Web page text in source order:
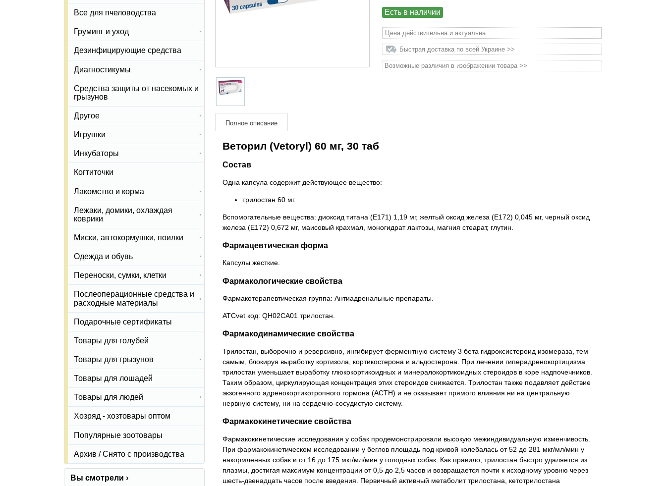
Есть в наличии
Цена действительна и актуальна
Быстрая доставка по всей Украине >>
Возможные различия в изображении товара >>
Полное описание
Веторил (Vetoryl) 60 мг, 30 таб
Состав
Одна капсула содержит действующее вещество:
трилостан 60 мг.
Вспомогательные вещества: диоксид титана (Е171) 1,19 мг, желтый оксид железа (Е172) 0,045 мг, черный оксид
железа (Е172) 0,672 мг, маисовый крахмал, моногидрат лактозы, магния стеарат, глутин.
Фармацевтическая форма
Капсулы жесткие.
Фармакологические свойства
Фармакотерапевтическая группа: Антиадренальные препараты.
АТСvet код: QH02CA01 трилостан.
Фармакодинамические свойства
Трилостан, выборочно и реверсивно, ингибирует ферментную систему 3 бета гидроксистероид изомераза, тем
самым, блокируя выработку кортизола, кортикостерона и альдостерона. При лечении гиперадренокортицизма
трилостан уменьшает выработку глюкокортикоидных и минералокортикоидных стероидов в коре надпочечников.
Таким образом, циркулирующая концентрация этих стероидов снижается. Трилостан также подавляет действие
экзогенного адренокортикотропного гормона (АСТН) и не оказывает прямого влияния ни на центральную
нервную систему, ни на сердечно-сосудистую систему.
Фармакокинетические свойства
Фармакокинетические исследования у собак продемонстрировали высокую межиндивидуальную изменчивость.
При фармакокинетическом исследовании у беглов площадь под кривой колебалась от 52 до 281 мкг/мл/мин у
накормленных собак и от 16 до 175 мкг/мл/мин у голодных собак. Как правило, трилостан быстро удаляется из
плазмы, достигая максимум концентрации от 0,5 до 2,5 часов и возвращается почти к исходному уровню через
шесть-двенадцать часов после введения. Первичный активный метаболит трилостана, кетотрилостана
Все для пчеловодства
Груминг и уход
Дезинфицирующие средства
Диагностикумы
Средства защиты от насекомых и
грызунов
Другое
Игрушки
Инкубаторы
Когтиточки
Лакомство и корма
Лежаки, домики, охлаждая
коврики
Миски, автокормушки, поилки
Одежда и обувь
Переноски, сумки, клетки
Послеоперационные средства и
расходные материалы
Подарочные сертификаты
Товары для голубей
Товары для грызунов
Товары для лошадей
Товары для людей
Хозряд - хозтовары оптом
Популярные зоотовары
Архив / Снято с производства
Вы смотрели ›